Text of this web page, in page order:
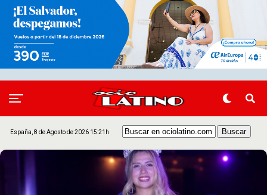
España, 8 de Agosto de 2026 15:21h